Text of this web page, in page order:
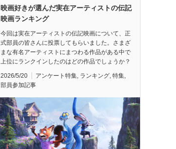
映画好きが選んだ実在アーティストの伝記
映画ランキング
今回は実在アーティストの伝記映画について、正
式部員の皆さんに投票してもらいました。さまざ
まな有名アーティストにまつわる作品がある中で
上位にランクインしたのはどの作品でしょうか？
2026/5/20 アンケート特集, ランキング, 特集,
部員参加記事